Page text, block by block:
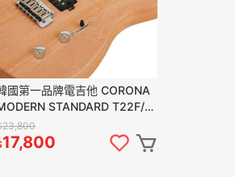
國第一品牌電吉他 CORONA
STANDARD T22F/L
玫瑰木指板 桃花心木琴身
17,800